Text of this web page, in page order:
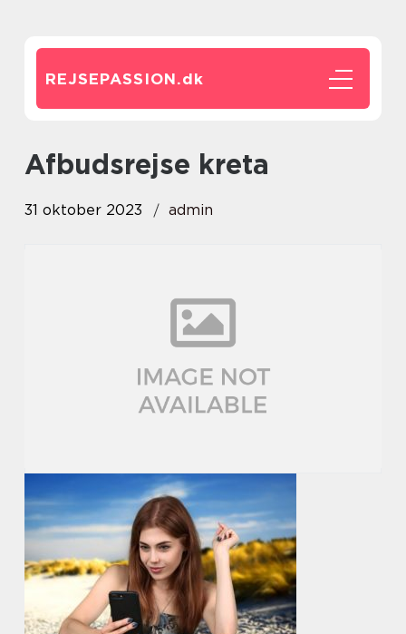
REJSEPASSION.dk
afbudsrejse kreta
31 oktober 2023 admin